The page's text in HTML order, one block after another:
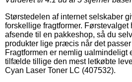
Størstedelen af internet selskaber
forskellige fragtformer. Førstevalget
afsende til en pakkeshop, så du
produkter lige præcis når det
Fragtformen er nemlig ualmindeligt
tilfælde tillige den mest letkøbte
Cyan Laser Toner LC (407532).